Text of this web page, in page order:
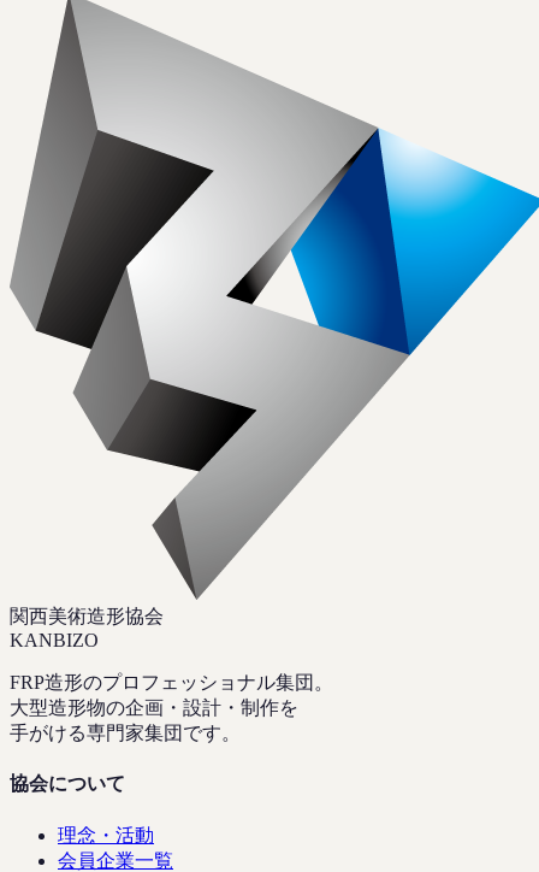
関西美術造形協会
KANBIZO
FRP造形のプロフェッショナル集団。
大型造形物の企画・設計・制作を
手がける専門家集団です。
協会について
理念・活動
会員企業一覧